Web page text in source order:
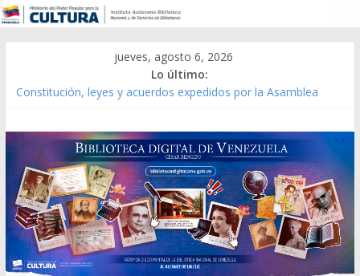
jueves, agosto 6, 2026
Lo último:
Constitución, leyes y acuerdos expedidos por la Asamblea
Modesta Bor Sánchez [material gráfico]
Gaceta Oficial de la República de Venezuela año CXXXIII Mes V,
Caracas 09 de marzo de 2006 N° 38.394
Catálogo temático de obras de Modesta Bor